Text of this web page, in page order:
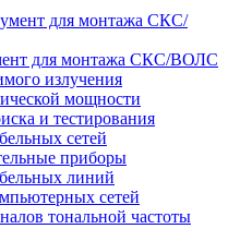
для монтажа СКС/ВОЛС
излучения
мощности
и тестирования
сетей
приборы
линий
сетей
тональной частоты